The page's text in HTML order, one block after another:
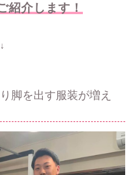
紹介します ！
↓
脚を出す服装が増え